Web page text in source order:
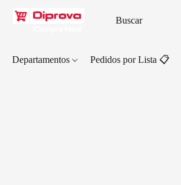
Departamentos Pedidos por Lista 📋